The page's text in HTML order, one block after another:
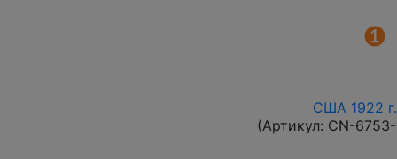
США 1922
(Артикул: CN-